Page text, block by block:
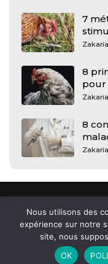
7
8
pour
8
© 2026 - Arkham,
Nous utilisons des
expérience sur notre
site, nous
OK